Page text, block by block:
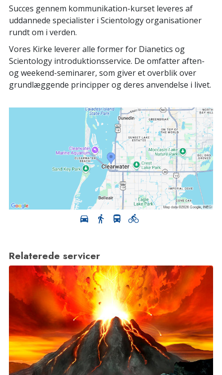
Succes gennem kommunikation-kurset leveres af
uddannede specialister i Scientology organisationer
rundt om i verden.
Vores Kirke leverer alle former for Dianetics og
Scientology introduktionsservice. De omfatter aften-
og weekend-seminarer, som giver et overblik over
grundlæggende principper og deres anvendelse i livet.
Relaterede servicer